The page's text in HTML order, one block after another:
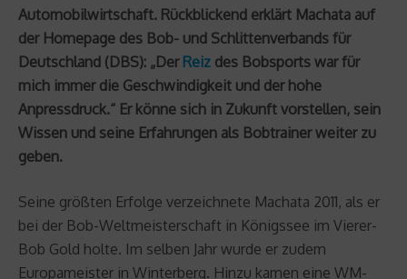
Automobilwirtschaft. Rückblickend erklärt Machata auf
der Homepage des Bob- und Schlittenverbands für
Deutschland (DBS): „Der Reiz des Bobsports war für
mich immer die Geschwindigkeit und der hohe
Anpressdruck.“ Er könne sich in Zukunft vorstellen, sein
Wissen und seine Erfahrungen als Bobtrainer weiter zu
geben.
Seine größten Erfolge verzeichnete Machata 2011, als er
bei der Bob-Weltmeisterschaft in Königssee im Vierer-
Bob Gold holte. Im selben Jahr wurde er zudem
Europameister in Winterberg. Hinzu kamen eine WM-